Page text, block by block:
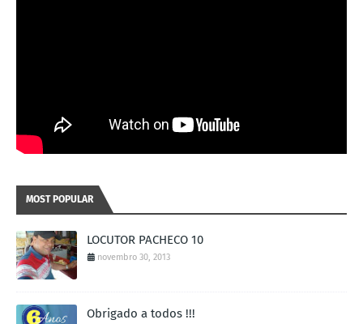
MOST POPULAR
LOCUTOR PACHECO 10
novembro 30, 2013
Obrigado a todos !!!